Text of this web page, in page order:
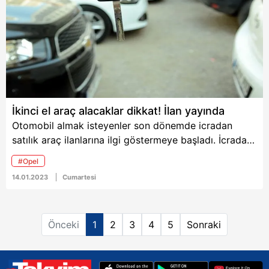
6698 sayılı Kişisel Verilerin Korunması Kanunu uyarınca
hazırlanmış Aydınlatma Metnimizi okumak ve sitemizde
ilgili mevzuata uygun olarak kullanılan çerezlerle ilgili bilgi
almak için lütfentıklayınız
Yunanistan’dan katbekat
büyük olduğu
kaydedildi.
Umutcan K. (1)
yaralandı.
İkinci el araç alacaklar dikkat! İlan yayında
Otomobil almak isteyenler son dönemde icradan
satılık araç ilanlarına ilgi göstermeye başladı. İcradan
satılığa çıkarılan araç ilanlarının yer aldığı
ilan.gov.tr’de yer alan ilana göre, 2014 model Opel
Astra marka araç fiyatıyla dikkat çekti.
#Opel
14.01.2023 Cumartesi
Önceki 1 2 3 4 5 Sonraki